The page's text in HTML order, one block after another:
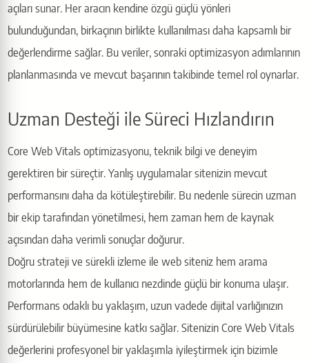
açıları sunar. Her aracın kendine özgü güçlü yönleri
bulunduğundan, birkaçının birlikte kullanılması daha kapsamlı bir
değerlendirme sağlar. Bu veriler, sonraki optimizasyon adımlarının
planlanmasında ve mevcut başarının takibinde temel rol oynarlar.
Uzman Desteği ile Süreci Hızlandırın
Core Web Vitals optimizasyonu, teknik bilgi ve deneyim
gerektiren bir süreçtir. Yanlış uygulamalar sitenizin mevcut
performansını daha da kötüleştirebilir. Bu nedenle sürecin uzman
bir ekip tarafından yönetilmesi, hem zaman hem de kaynak
açısından daha verimli sonuçlar doğurur.
Doğru strateji ve sürekli izleme ile web siteniz hem arama
motorlarında hem de kullanıcı nezdinde güçlü bir konuma ulaşır.
Performans odaklı bu yaklaşım, uzun vadede dijital varlığınızın
sürdürülebilir büyümesine katkı sağlar. Sitenizin Core Web Vitals
değerlerini profesyonel bir yaklaşımla iyileştirmek için bizimle